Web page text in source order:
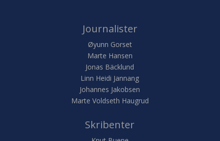
Journalister
Øyunn Gorset
Marte Hansen
Jonas Bäcklund
Linn Heidi Jannang
Johannes Jakobsen
Marte Voldseth Haugrud
Skribenter